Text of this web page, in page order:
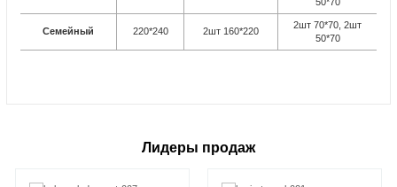
Семейный 220*240 2шт 160*220
2шт 70*70, 2шт
50*70
Лидеры продаж